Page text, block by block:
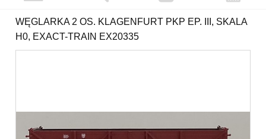
WĘGLARKA 2 OS. KLAGENFURT PKP EP. III, SKALA
H0, EXACT-TRAIN EX20335